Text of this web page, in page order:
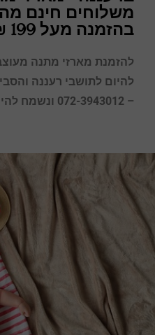
משלוחים חינם
בהזמנה מעל 199 ₪
להזמנת מארזי מתנה
להיום לתושבי רעננה
– 072-3943012 ונשמח להיות שם בשבילך!